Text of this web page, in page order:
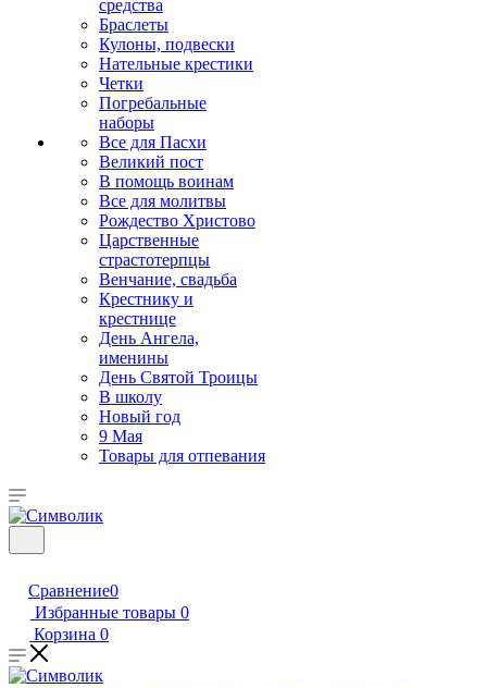
средства
Браслеты
Кулоны, подвески
Нательные крестики
Четки
Погребальные
наборы
Все для Пасхи
Великий пост
В помощь воинам
Все для молитвы
Рождество Христово
Царственные
страстотерпцы
Венчание, свадьба
Крестнику и
крестнице
День Ангела,
именины
День Святой Троицы
В школу
Новый год
9 Мая
Товары для отпевания
Сравнение0
Избранные товары 0
Корзина 0